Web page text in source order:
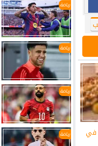
في
رياضة
رياضة
رياضة
رياضة